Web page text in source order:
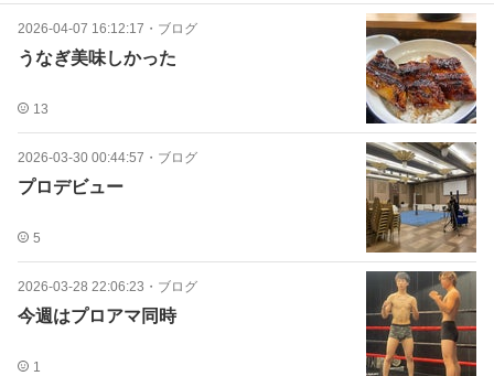
2026-04-07 16:12:17 ・ ブログ
うなぎ美味しかった
13
2026-03-30 00:44:57 ・ ブログ
プロデビュー
5
2026-03-28 22:06:23 ・ ブログ
今週はプロアマ同時
1